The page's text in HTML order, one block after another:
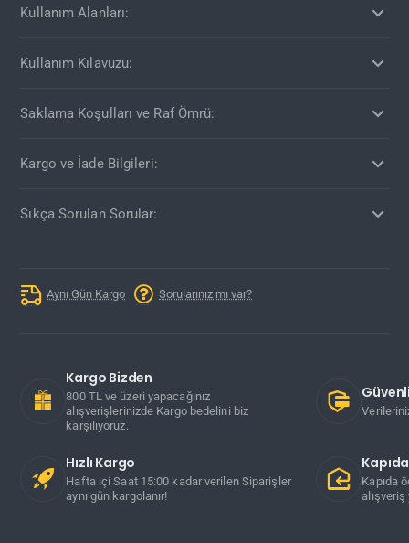
Kullanım Alanları:
Kullanım Kılavuzu:
Saklama Koşulları ve Raf Ömrü:
Kargo ve İade Bilgileri:
Sıkça Sorulan Sorular:
Aynı Gün Kargo Sorularınız mı var?
Kargo Bizden
800 TL ve üzeri yapacağınız
alışverişlerinizde Kargo bedelini biz
karşılıyoruz.
Hızlı Kargo
Hafta içi Saat 15:00 kadar verilen Siparişler
aynı gün kargolanır!
Kapıda